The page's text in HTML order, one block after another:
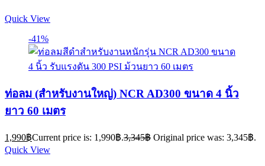
Quick View
-41%
ท่อลม (สำหรับงานใหญ่) NCR AD300 ขนาด 4 นิ้ว
ยาว 60 เมตร
1,990฿Current price is: 1,990฿.3,345฿ Original price was: 3,345฿.
Quick View